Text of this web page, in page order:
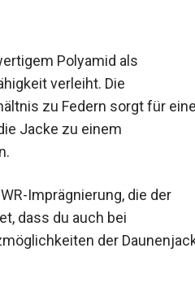
Polyamid als
verleiht. Die
zu Federn sorgt für eine
Jacke zu einem
Imprägnierung, die der
dass du auch bei
der